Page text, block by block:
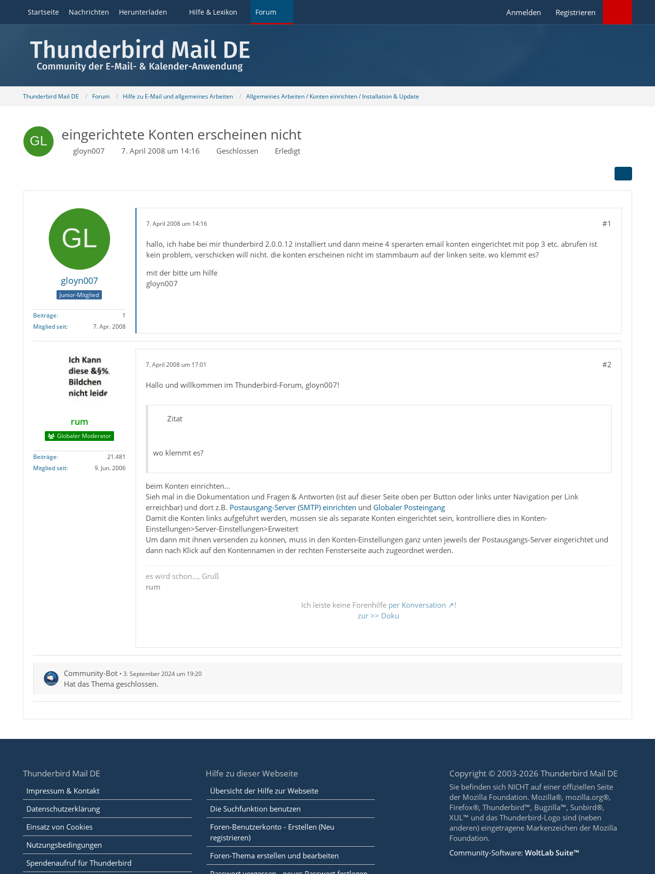
Startseite Nachrichten Herunterladen Hilfe & Lexikon Forum Anmelden Registrieren
Thunderbird Mail DE Forum Hilfe zu E-Mail und allgemeines Arbeiten Allgemeines Arbeiten / Konten einrichten / Installation & Update
eingerichtete Konten erscheinen nicht
gloyn007 7. April 2008 um 14:16 Geschlossen Erledigt
gloyn007
Junior-Mitglied
Beiträge
1
Mitglied seit
7. Apr. 2008
7. April 2008 um 14:16 #1
hallo, ich habe bei mir thunderbird 2.0.0.12 installiert und dann meine 4 sperarten email konten eingerichtet mit pop 3 etc. abrufen ist
kein problem, verschicken will nicht. die konten erscheinen nicht im stammbaum auf der linken seite. wo klemmt es?
mit der bitte um hilfe
gloyn007
rum
Globaler Moderator
Beiträge
21.481
Mitglied seit
9. Jun. 2006
7. April 2008 um 17:01 #2
Hallo und willkommen im Thunderbird-Forum, gloyn007!
Zitat
wo klemmt es?
beim Konten einrichten...
Sieh mal in die Dokumentation und Fragen & Antworten (ist auf dieser Seite oben per Button oder links unter Navigation per Link
erreichbar) und dort z.B. Postausgang-Server (SMTP) einrichten und Globaler Posteingang
Damit die Konten links aufgeführt werden, müssen sie als separate Konten eingerichtet sein, kontrolliere dies in Konten-
Einstellungen>Server-Einstellungen>Erweitert
Um dann mit ihnen versenden zu können, muss in den Konten-Einstellungen ganz unten jeweils der Postausgangs-Server eingerichtet und
dann nach Klick auf den Kontennamen in der rechten Fensterseite auch zugeordnet werden.
es wird schon..., Gruß
rum
Ich leiste keine Forenhilfe per Konversation
!
zur >> Doku
Community-Bot 3. September 2024 um 19:20
Hat das Thema geschlossen.
Thunderbird Mail DE
Impressum & Kontakt
Datenschutzerklärung
Einsatz von Cookies
Nutzungsbedingungen
Spendenaufruf für Thunderbird
Hilfe zu dieser Webseite
Übersicht der Hilfe zur Webseite
Die Suchfunktion benutzen
Foren-Benutzerkonto - Erstellen (Neu
registrieren)
Foren-Thema erstellen und bearbeiten
Copyright © 2003-2026 Thunderbird Mail DE
Sie befinden sich NICHT auf einer offiziellen Seite
der Mozilla Foundation. Mozilla®, mozilla.org®,
Firefox®, Thunderbird™, Bugzilla™, Sunbird®,
XUL™ und das Thunderbird-Logo sind (neben
anderen) eingetragene Markenzeichen der Mozilla
Foundation.
Community-Software:WoltLab Suite™